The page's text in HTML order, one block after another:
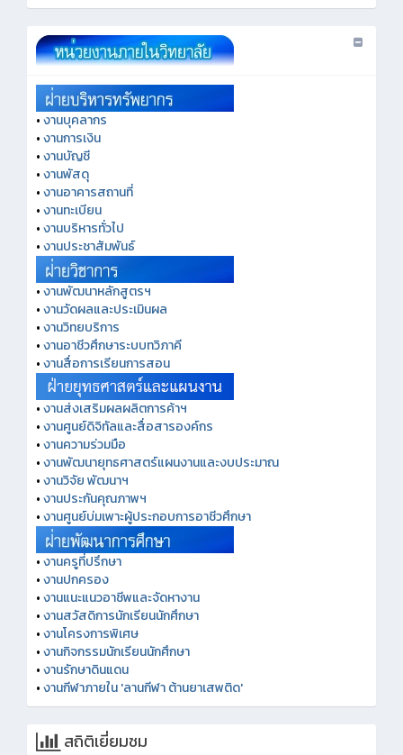
•งานบุคลากร
•งานการเงิน
•งานบัญชี
•งานพัสดุ
•งานอาคารสถานที่
•งานทะเบียน
•งานบริหารทั่วไป
•งานประชาสัมพันธ์
•งานพัฒนาหลักสูตรฯ
•งานวัดผลและประเมินผล
•งานวิทยบริการ
•งานอาชีวศึกษาระบบทวิภาคี
•งานสื่อการเรียนการสอน
•งานส่งเสริมผลผลิตการค้าฯ
•งานศูนย์ดิจิทัลและสื่อสารองค์กร
•งานความร่วมมือ
•งานพัฒนายุทธศาสตร์แผนงานและงบประมาณ
•งานวิจัย พัฒนาฯ
•งานประกันคุณภาพฯ
•งานศูนย์บ่มเพาะผู้ประกอบการอาชีวศึกษา
•งานครูที่ปรึกษา
•งานปกครอง
•งานแนะแนวอาชีพและจัดหางาน
•งานสวัสดิการนักเรียนนักศึกษา
•งานโครงการพิเศษ
•งานกิจกรรมนักเรียนนักศึกษา
•งานรักษาดินแดน
•งานกีฬาภายใน 'ลานกีฬา ต้านยาเสพติด'
สถิติเยี่ยมชม